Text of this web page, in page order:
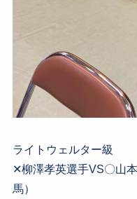
ライトウェルター級
✕柳澤孝英選手VS〇山
馬）